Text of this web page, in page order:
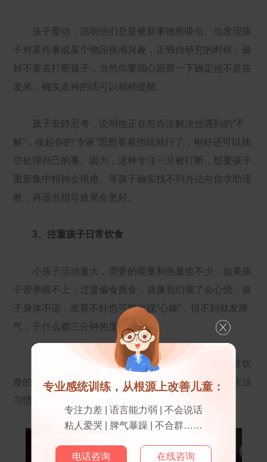
孩子爱动，说明他们总是被新事物所吸引。当发现孩
子对某件事或某个物品很感兴趣，正独自研究的时候，最
好不要去打断孩子，当然你要细心观察一下确定他不是在
发呆，确实走神的话可以稍稍提醒。
孩子安静思考，说明他正在想办法解决他遇到的“不
解”，收起你的“专家”思想看着他玩就行了，刚好还可以抽
空处理自己的事。因为，这种专注一旦被打断，想要孩子
重新集中精神会很难。等孩子确实找不到办法向你求助请
教，再适当指导效果会更好。
3、注重孩子日常饮食
小孩子活动量大，需要的能量和热量也不少，如果孩
子营养跟不上，过度偏食挑食，就像我们饿了会心慌，孩
子身体不适，发育不好也可能出现“心燥”，得不到就发脾
气，干什么都三分钟热度。
爸爸妈妈关注孩子脾性的同时，还要注意孩子日常饮
食的规律性和合理性，别让孩子从小养成不良的饮食生活
习惯。
专业感统训练，从根源上改善儿童：
专注力差 | 语言能力弱 | 不会说话
粘人爱哭 | 脾气暴躁 | 不合群……
电话咨询 在线咨询